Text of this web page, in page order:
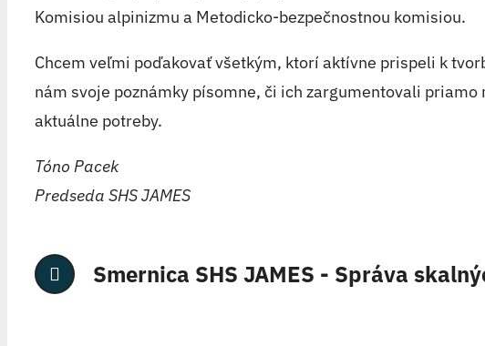
Komisiou alpinizmu a Metodicko-bezpečnostnou komisiou.
Chcem veľmi poďakovať všetkým, ktorí aktívne prispeli k
nám svoje poznámky písomne, či ich zargumentovali
aktuálne potreby.
Tóno Pacek
Predseda SHS JAMES
Smernica SHS JAMES - Správa